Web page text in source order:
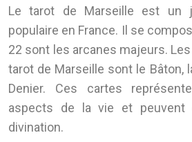
Le tarot de Marseille est un
populaire en France. Il se
22 sont les arcanes majeurs.
tarot de Marseille sont le Bâton,
Denier. Ces cartes
aspects de la vie et peuvent
divination.